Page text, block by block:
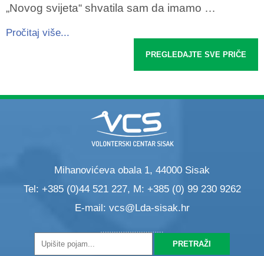
„Novog svijeta“ shvatila sam da imamo …
Pročitaj više...
PREGLEDAJTE SVE PRIČE
Mihanovićeva obala 1, 44000 Sisak
Tel: +385 (0)44 521 227, M: +385 (0) 99 230 9262
E-mail: vcs@Lda-sisak.hr